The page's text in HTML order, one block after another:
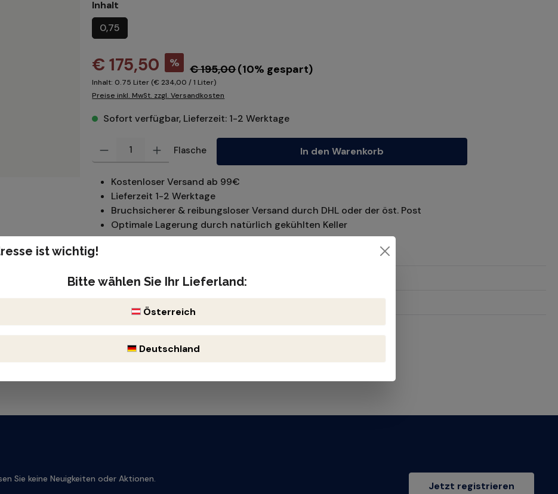
Inhalt
0,75
€ 175,50 % € 195,00(10% gespart)
Inhalt: 0.75 Liter (€ 234,00 / 1 Liter)
Preise inkl. MwSt. zzgl. Versandkosten
Sofort verfügbar, Lieferzeit: 1-2 Werktage
Produkt Anzahl: Gib den gewünschten Wert ein oder benutze die Schaltflächen um die Anzahl zu erhöhen oder zu reduzieren.
Flasche In den Warenkorb
Kostenloser Versand ab 99€
Lieferzeit 1-2 Werktage
Bruchsicherer & reibungsloser Versand durch DHL oder der öst. Post
Optimale Lagerung durch natürlich gekühlten Keller
elegante Säure
Produktnummer: 51070816
Sie keine Neuigkeiten oder Aktionen.
Jetzt registrieren
ist wichtig!
Bitte wählen Sie Ihr Lieferland:
Österreich
Deutschland